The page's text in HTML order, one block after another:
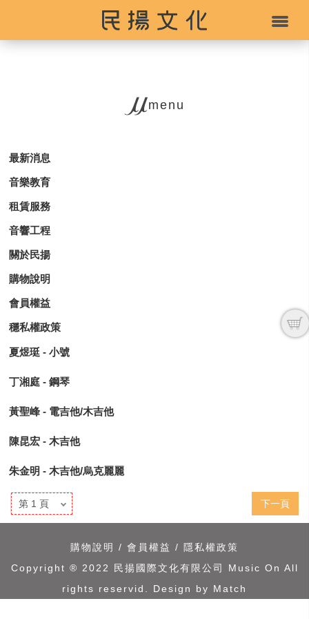
menu
最新消息
音樂教育
租賃服務
音響工程
關於民揚
購物說明
會員權益
穩私權政策
夏煜珽 - 小號
丁湘庭 - 鋼琴
黃聖峰 - 電吉他/木吉他
陳昆宏 - 木吉他
朱金明 - 木吉他/烏克麗麗
下一頁
購物說明 / 會員權益 /
隱私權政策
Copyright ® 2022 民揚國際文化有限公司 Music On All
rights reservid. Design by Match